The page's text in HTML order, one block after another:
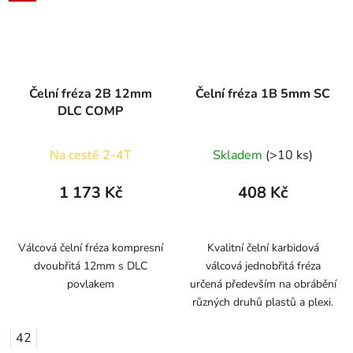
Čelní fréza 2B 12mm
DLC COMP
Na cestě 2-4T
1 173 Kč
Válcová čelní fréza kompresní
dvoubřitá 12mm s DLC
povlakem
42
Čelní fréza 1B 5mm SC
Skladem (>10 ks)
408 Kč
Kvalitní čelní karbidová
válcová jednobřitá fréza
určená především na obrábění
různých druhů plastů a plexi.